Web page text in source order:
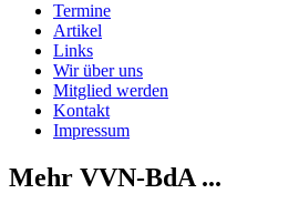
Termine
Artikel
Links
Wir über uns
Mitglied werden
Kontakt
Impressum
Mehr VVN-BdA ...